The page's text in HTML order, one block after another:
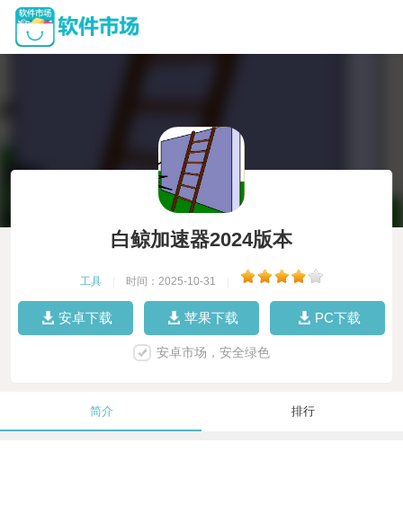
白鲸加速器2024版本
工具 时间：2025-10-31
安卓下载 苹果下载 PC下载
安卓市场，安全绿色
简介 排行